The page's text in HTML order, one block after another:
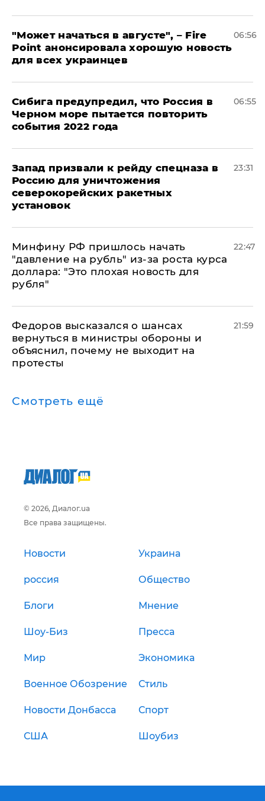
"Может начаться в августе", – Fire
Point анонсировала хорошую новость
для всех украинцев
06:56
Сибига предупредил, что Россия в
Черном море пытается повторить
события 2022 года
06:55
Запад призвали к рейду спецназа в
Россию для уничтожения
северокорейских ракетных
установок
23:31
Минфину РФ пришлось начать
"давление на рубль" из-за роста курса
доллара: "Это плохая новость для
рубля"
22:47
Федоров высказался о шансах
вернуться в министры обороны и
объяснил, почему не выходит на
протесты
21:59
Смотреть ещё
© 2026, Диалог.ua
Все права защищены.
Новости Украина
россия Общество
Блоги Мнение
Шоу-Биз Пресса
Мир Экономика
Военное Обозрение Стиль
Новости Донбасса Спорт
США Шоубиз